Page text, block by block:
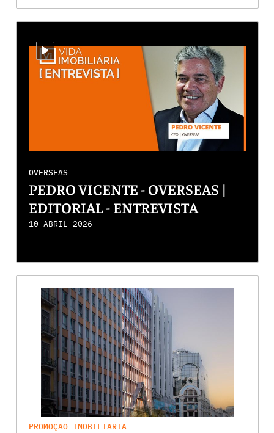
i-video
OVERSEAS
PEDRO VICENTE - OVERSEAS |
EDITORIAL - ENTREVISTA
10 ABRIL 2026
PROMOÇÃO IMOBILIÁRIA